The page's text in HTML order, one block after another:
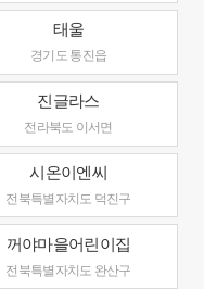
태울
경기도 통진읍
진글라스
전라북도 이서면
시온이엔씨
전북특별자치도 덕진구
꺼야마을어린이집
전북특별자치도 완산구